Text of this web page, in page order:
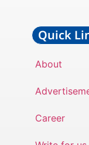
Quick
About
Career